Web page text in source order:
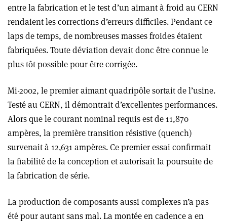
entre la fabrication et le test d’un aimant à froid au CERN
rendaient les corrections d’erreurs difficiles. Pendant ce
laps de temps, de nombreuses masses froides étaient
fabriquées. Toute déviation devait donc être connue le
plus tôt possible pour être corrigée.
Mi-2002, le premier aimant quadripôle sortait de l’usine.
Testé au CERN, il démontrait d’excellentes performances.
Alors que le courant nominal requis est de 11,870
ampères, la première transition résistive (quench)
survenait à 12,631 ampères. Ce premier essai confirmait
la fiabilité de la conception et autorisait la poursuite de
la fabrication de série.
La production de composants aussi complexes n’a pas
été pour autant sans mal. La montée en cadence a en